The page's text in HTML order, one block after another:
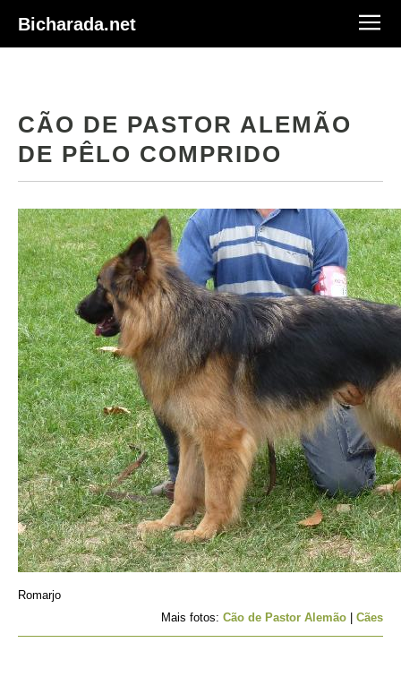
Bicharada.net
CÃO DE PASTOR ALEMÃO
DE PÊLO COMPRIDO
Romarjo
Mais fotos: Cão de Pastor Alemão Cães